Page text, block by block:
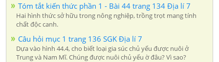
Tóm tắt kiến thức phần 1 - Bài 44 trang 134 Địa lí 7
Hai hình thức sở hữu trong nông nghiệp, trồng trọt mang tính
chất độc canh.
Câu hỏi mục 1 trang 136 SGK Địa lí 7
Dựa vào hình 44.4, cho biết loại gia súc chủ yếu được nuôi ở
Trung và Nam Mĩ. Chúng được nuôi chủ yếu ờ đâu? Vì sao?